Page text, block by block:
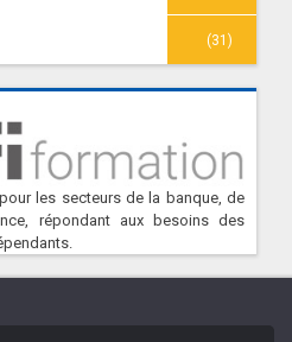
(31)
les secteurs de la banque, de
répondant aux besoins des